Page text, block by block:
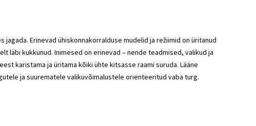
Erinevad ühiskonnakorralduse mudelid ja režiimid on üritanud
kukkunud. Inimesed on erinevad – nende teadmised, valikud ja
karistama ja üritama kõiki ühte kitsasse raami suruda. Lääne
ja suurematele valikuvõimalustele orienteeritud vaba turg.